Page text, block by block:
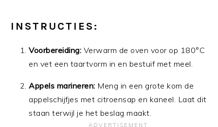
INSTRUCTIES:
Voorbereiding: Verwarm de oven voor op 180°C
en vet een taartvorm in en bestuif met meel.
Appels marineren: Meng in een grote kom de
appelschijfjes met citroensap en kaneel. Laat dit
staan terwijl je het beslag maakt.